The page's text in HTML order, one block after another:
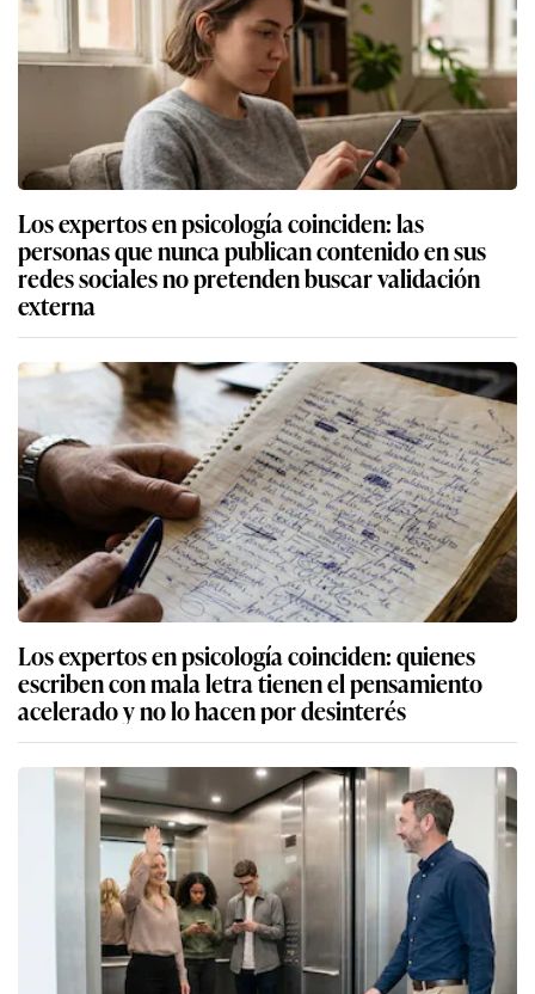
Los expertos en psicología coinciden: las
personas que nunca publican contenido en sus
redes sociales no pretenden buscar validación
externa
Los expertos en psicología coinciden: quienes
escriben con mala letra tienen el pensamiento
acelerado y no lo hacen por desinterés